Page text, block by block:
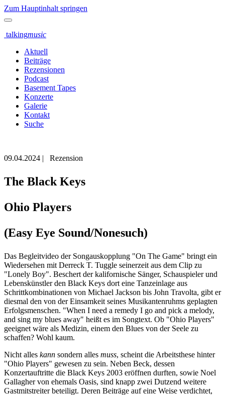
Zum Hauptinhalt springen
talkingmusic
Aktuell
Beiträge
Rezensionen
Podcast
Basement Tapes
Konzerte
Galerie
Kontakt
Suche
09.04.2024 | Rezension
The Black Keys
Ohio Players
(Easy Eye Sound/Nonesuch)
Das Begleitvideo der Songauskopplung "On The Game" bringt ein
Wiedersehen mit Derreck T. Tuggle seinerzeit aus dem Clip zu
"Lonely Boy". Beschert der kalifornische Sänger, Schauspieler und
Lebenskünstler den Black Keys dort eine Tanzeinlage aus
Schrittkombinationen von Michael Jackson bis John Travolta, gibt er
diesmal den von der Einsamkeit seines Musikantenruhms geplagten
Erfolgsmenschen. "When I need a remedy I go and pick a melody,
and sing my blues away" heißt es im Songtext. Ob "Ohio Players"
geeignet wäre als Medizin, einem den Blues von der Seele zu
schaffen? Wohl kaum.
Nicht alles kann sondern alles muss, scheint die Arbeitsthese hinter
"Ohio Players" gewesen zu sein. Neben Beck, dessen
Konzertauftritte die Black Keys 2003 eröffnen durften, sowie Noel
Gallagher von ehemals Oasis, sind knapp zwei Dutzend weitere
Gastmitstreiter beteiligt. Deren Beiträge auf eine Weise verdichtet,